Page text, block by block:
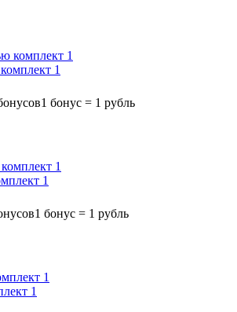
1
1 бонус = 1 рубль
1
1 бонус = 1 рубль
1